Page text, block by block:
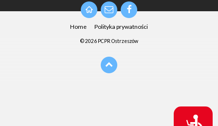
D
EmailFacebook
Home Polityka prywatności
© 2026 PCPR Ostrzeszów